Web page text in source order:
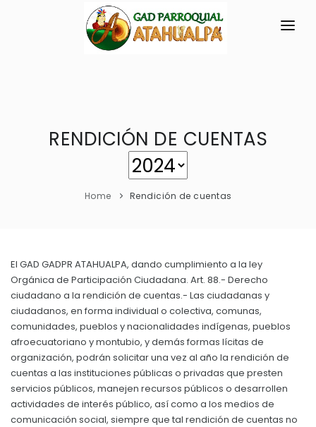
RESEÑA HISTÓRICA
Organización Territorial
Ubicación
Clima
NEW
GESTIÓN Y PRESUPUESTO
Sesiones Extraordinarias
Resoluciones
Convocatorias
GESTIÓN ADMINISTRATIVA
Plan de desarrollo y Ordenamiento Territorial -
Plan Anual Contratación - PAC
CIUDADANÍA ACTIVA
Solicitud de acceso información pública
TURISMO
RENDICIÓN DE CUENTAS
Home Rendición de cuentas
El GAD GADPR ATAHUALPA, dando cumplimiento a la ley
Orgánica de Participación Ciudadana. Art. 88.- Derecho
ciudadano a la rendición de cuentas.- Las ciudadanas y
ciudadanos, en forma individual o colectiva, comunas,
comunidades, pueblos y nacionalidades indígenas, pueblos
afroecuatoriano y montubio, y demás formas lícitas de
organización, podrán solicitar una vez al año la rendición de
cuentas a las instituciones públicas o privadas que presten
servicios públicos, manejen recursos públicos o desarrollen
actividades de interés público, así como a los medios de
comunicación social, siempre que tal rendición de cuentas no